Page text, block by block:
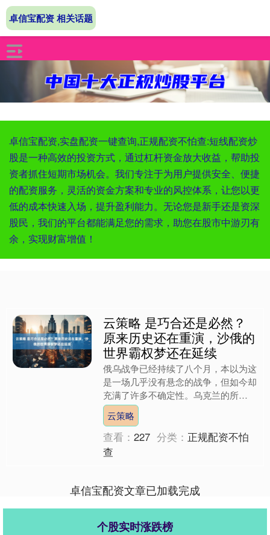
卓信宝配资,实盘配资一键查询,正规配资不怕查:短线配资炒
股是一种高效的投资方式，通过杠杆资金放大收益，帮助投
资者抓住短期市场机会。我们专注于为用户提供安全、便捷
的配资服务，灵活的资金方案和专业的风控体系，让您以更
低的成本快速入场，提升盈利能力。无论您是新手还是资深
股民，我们的平台都能满足您的需求，助您在股市中游刃有
余，实现财富增值！
卓信宝配资 相关话题
云策略 是巧合还是必然？
原来历史还在重演，沙俄的
世界霸权梦还在延续
俄乌战争已经持续了八个月，本以为这
是一场几乎没有悬念的战争，但如今却
充满了许多不确定性。乌克兰的所
谓“反攻”和俄罗斯的局部动员令，为这
场战争增添了不少变化和难以....
云策略
查看：227 分类： 正规配资不怕
查
卓信宝配资文章已加载完成
个股实时涨跌榜